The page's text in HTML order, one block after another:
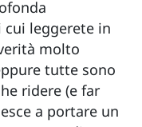
cui leggerete in
molto
tutte sono
ridere (e far
a portare un